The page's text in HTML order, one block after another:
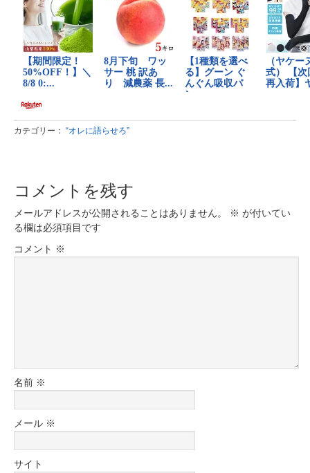
カテゴリー： “オレに語らせろ”
コメントを残す
メールアドレスが公開されることはありません。 ※ が付いてい
る欄は必須項目です
コメント ※
名前 ※
メール ※
サイト